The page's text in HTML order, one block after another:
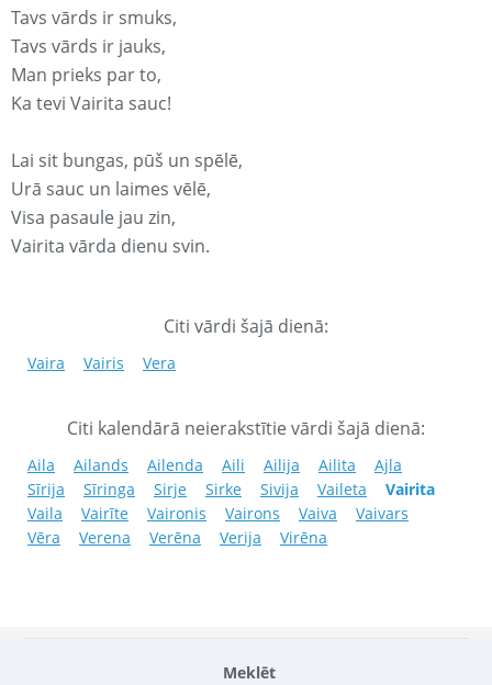
Meklēt
Tavs vārds ir smuks,
Tavs vārds ir jauks,
Man prieks par to,
Ka tevi Vairita sauc!
Lai sit bungas, pūš un spēlē,
Urā sauc un laimes vēlē,
Visa pasaule jau zin,
Vairita vārda dienu svin.
Citi vārdi šajā dienā:
Vaira Vairis Vera
Citi kalendārā neierakstītie vārdi šajā dienā:
Aila Ailands Ailenda Aili Ailija Ailita
Ajla
Sīrija
Sīringa Sirje Sirke Sivija Vaileta
Vairita
Vaila
Vairīte Vaironis Vairons Vaiva
Vaivars
Vēra
Verena Verēna Verija Virēna